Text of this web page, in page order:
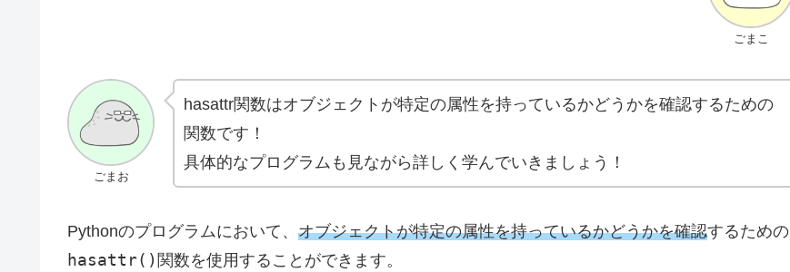
ごまこ
ごまお
hasattr関数はオブジェクトが特定の属性を持っているかどうかを確認するための
関数です！
具体的なプログラムも見ながら詳しく学んでいきましょう！
Pythonのプログラムにおいて、 オブジェクトが特定の属性を持っているかどうかを確認するための
hasattr() 関数を使用することができます。